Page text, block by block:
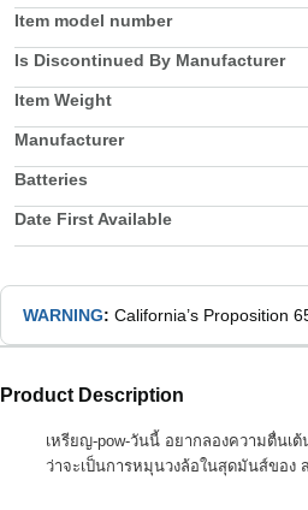
Item model number
Is Discontinued By Manufacturer
Item Weight
Manufacturer
Batteries
Date First Available
WARNING: California’s Proposition
Product Description
เหรียญ-pow-วันนี้ อยากลองความตื่นเ
ว่าจะเป็นการหมุนวงล้อในสุดมันส์ของ